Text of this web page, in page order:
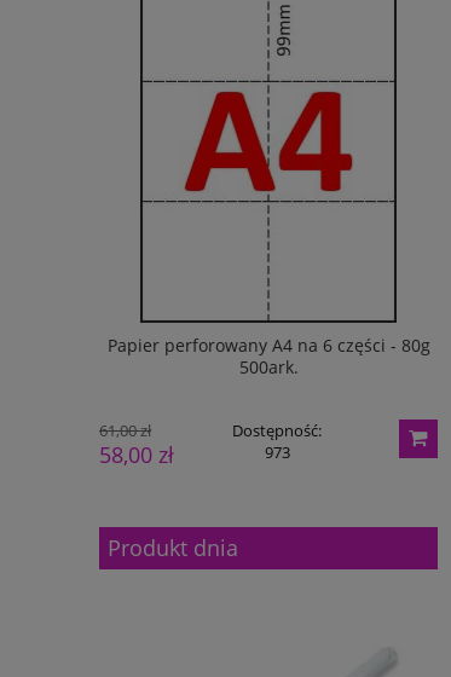
Papier perforowany A4 na 6 części - 80g
500ark.
61,00 zł
58,00 zł
Dostępność:
973
Produkt dnia